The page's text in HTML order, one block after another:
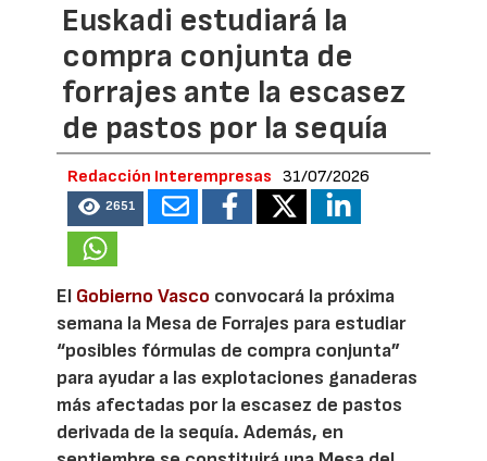
Euskadi estudiará la
compra conjunta de
forrajes ante la escasez
de pastos por la sequía
Redacción Interempresas 31/07/2026
2651
El Gobierno Vasco convocará la próxima
semana la Mesa de Forrajes para estudiar
“posibles fórmulas de compra conjunta”
para ayudar a las explotaciones ganaderas
más afectadas por la escasez de pastos
derivada de la sequía. Además, en